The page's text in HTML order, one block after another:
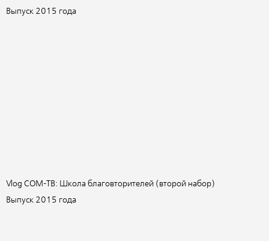
Выпуск 2015 года
Vlog СОМ-ТВ: Школа благовторителей (второй набор)
Выпуск 2015 года